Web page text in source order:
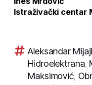
Istraživački centar
Aleksandar
Hidroelektrana,
Maksimović,